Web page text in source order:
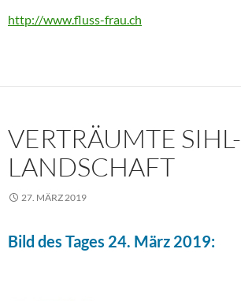
http://www.fluss-frau.ch
VERTRÄUMTE SIHL-
LANDSCHAFT
27. MÄRZ 2019
Bild des Tages 24. März 2019: